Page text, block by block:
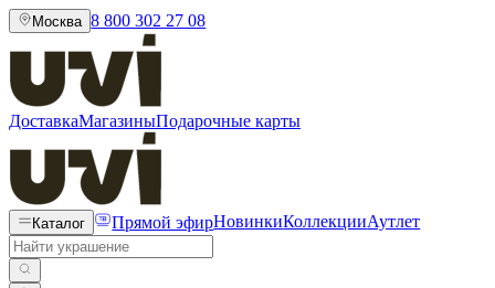
Москва 8 800 302 27 08
ДоставкаМагазиныПодарочные карты
Каталог Прямой эфирНовинкиКоллекцииАутлет